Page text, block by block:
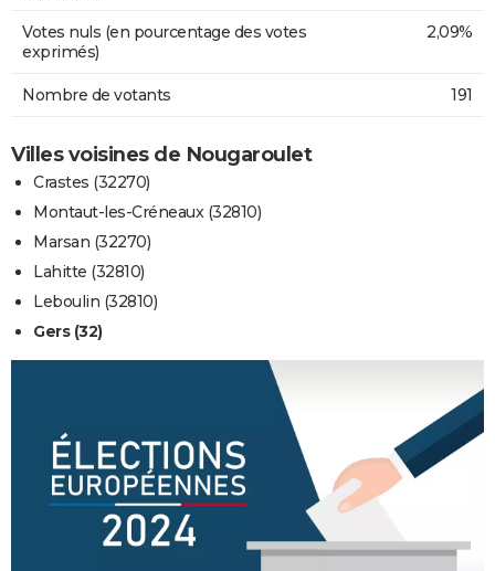
Votes nuls (en pourcentage des votes
exprimés)
2,09%
Nombre de votants 191
Villes voisines de Nougaroulet
Crastes (32270)
Montaut-les-Créneaux (32810)
Marsan (32270)
Lahitte (32810)
Leboulin (32810)
Gers (32)